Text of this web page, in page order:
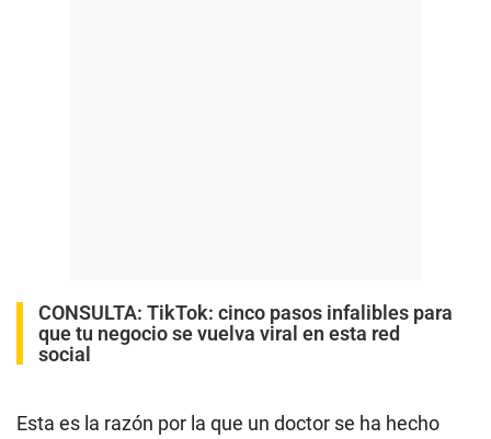
CONSULTA: TikTok: cinco pasos infalibles para
que tu negocio se vuelva viral en esta red
social
Esta es la razón por la que un doctor se ha hecho